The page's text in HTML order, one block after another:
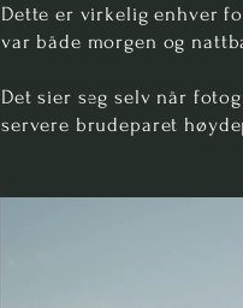
Dette er virkelig enhver
var både morgen og
Det sier seg selv når
servere brudeparet